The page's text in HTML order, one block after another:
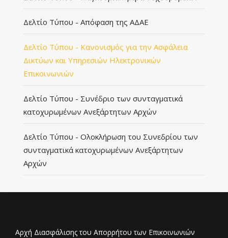
Δελτίο Τύπου - Απόφαση της ΑΔΑΕ
Δελτίο Τύπου - Κανονισμός για την Ασφάλεια
Δικτύων και Υπηρεσιών Ηλεκτρονικών
Επικοινωνιών
Δελτίο Τύπου - Συνέδριο των συνταγματικά
κατοχυρωμένων Ανεξάρτητων Αρχών
Δελτίο Τύπου - Ολοκλήρωση του Συνεδρίου των
συνταγματικά κατοχυρωμένων Ανεξάρτητων
Αρχών
Αρχή Διασφάλισης του Απορρήτου των Επικοινωνιών